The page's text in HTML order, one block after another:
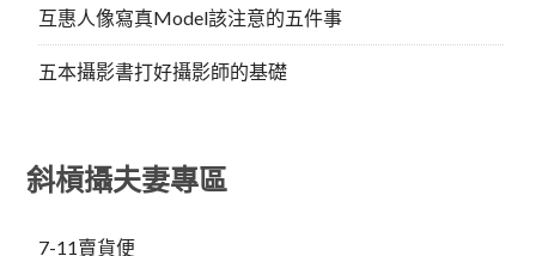
互惠人像寫真Model該注意的五件事
五本攝影書打好攝影師的基礎
斜槓攝夫妻專區
7-11賣貨便